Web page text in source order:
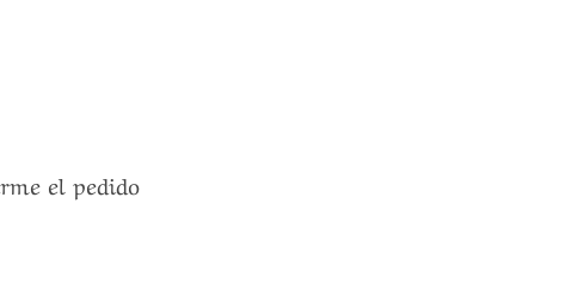
el pedido